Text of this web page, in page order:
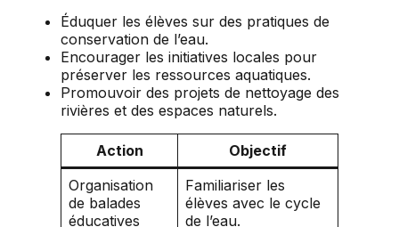
Éduquer les élèves sur des pratiques de
conservation de l’eau.
Encourager les initiatives locales pour
préserver les ressources aquatiques.
Promouvoir des projets de nettoyage des
rivières et des espaces naturels.
Action
Objectif
Organisation
de balades
éducatives
Familiariser les
élèves avec le cycle
de l’eau.